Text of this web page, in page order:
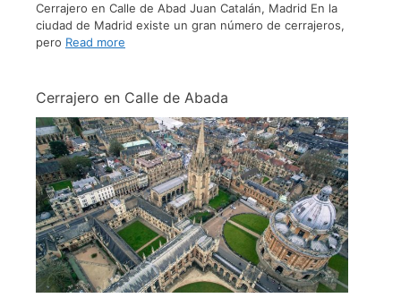
Cerrajero en Calle de Abad Juan Catalán, Madrid En la
ciudad de Madrid existe un gran número de cerrajeros,
pero Read more
Cerrajero en Calle de Abada